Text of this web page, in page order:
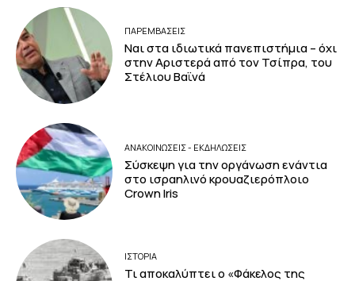
ΠΑΡΕΜΒΑΣΕΙΣ
Ναι στα ιδιωτικά πανεπιστήμια – όχι
στην Αριστερά από τον Τσίπρα, του
Στέλιου Βαϊνά
ΑΝΑΚΟΙΝΩΣΕΙΣ - ΕΚΔΗΛΩΣΕΙΣ
Σύσκεψη για την οργάνωση ενάντια
στο ισραηλινό κρουαζιερόπλοιο
Crown Iris
ΙΣΤΟΡΙΑ
Τι αποκαλύπτει ο «Φάκελος της